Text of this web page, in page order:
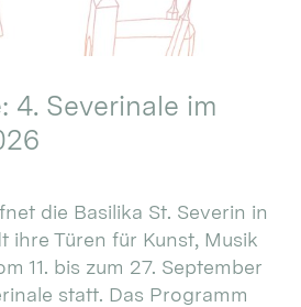
4. Severinale im
die Basilika St. Severin in
ihre Türen für Kunst, Musik
11. bis zum 27. September
statt. Das Programm